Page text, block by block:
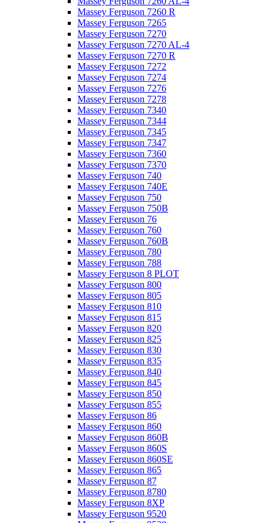
Massey Ferguson 7260 R
Massey Ferguson 7265
Massey Ferguson 7270
Massey Ferguson 7270 AL-4
Massey Ferguson 7270 R
Massey Ferguson 7272
Massey Ferguson 7274
Massey Ferguson 7276
Massey Ferguson 7278
Massey Ferguson 7340
Massey Ferguson 7344
Massey Ferguson 7345
Massey Ferguson 7347
Massey Ferguson 7360
Massey Ferguson 7370
Massey Ferguson 740
Massey Ferguson 740E
Massey Ferguson 750
Massey Ferguson 750B
Massey Ferguson 76
Massey Ferguson 760
Massey Ferguson 760B
Massey Ferguson 780
Massey Ferguson 788
Massey Ferguson 8 PLOT
Massey Ferguson 800
Massey Ferguson 805
Massey Ferguson 810
Massey Ferguson 815
Massey Ferguson 820
Massey Ferguson 825
Massey Ferguson 830
Massey Ferguson 835
Massey Ferguson 840
Massey Ferguson 845
Massey Ferguson 850
Massey Ferguson 855
Massey Ferguson 86
Massey Ferguson 860
Massey Ferguson 860B
Massey Ferguson 860S
Massey Ferguson 860SE
Massey Ferguson 865
Massey Ferguson 87
Massey Ferguson 8780
Massey Ferguson 8XP
Massey Ferguson 9520